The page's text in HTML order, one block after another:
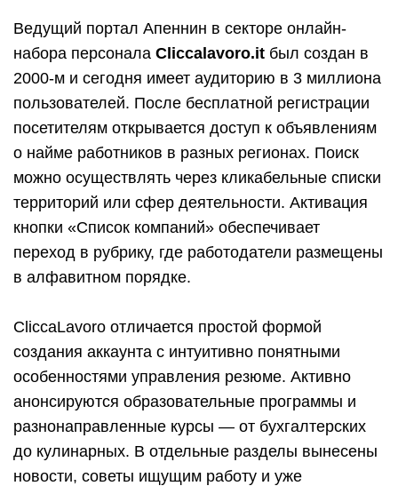
Ведущий портал Апеннин в секторе онлайн-
набора персонала Cliccalavoro.it был создан в
2000-м и сегодня имеет аудиторию в 3 миллиона
пользователей. После бесплатной регистрации
посетителям открывается доступ к объявлениям
о найме работников в разных регионах. Поиск
можно осуществлять через кликабельные списки
территорий или сфер деятельности. Активация
кнопки «Список компаний» обеспечивает
переход в рубрику, где работодатели размещены
в алфавитном порядке.
CliccaLavoro отличается простой формой
создания аккаунта с интуитивно понятными
особенностями управления резюме. Активно
анонсируются образовательные программы и
разнонаправленные курсы — от бухгалтерских
до кулинарных. В отдельные разделы вынесены
новости, советы ищущим работу и уже